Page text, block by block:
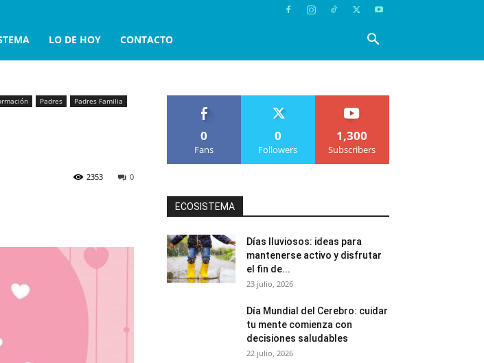
LO DE HOY CONTACTO
Padres
Padres Familia
0
2353
0
Fans
0
Followers
1,300
Subscribers
ECOSISTEMA
Días lluviosos: ideas para
mantenerse activo y disfrutar
el fin de...
23 julio, 2026
Día Mundial del Cerebro: cuidar
tu mente comienza con
decisiones saludables
22 julio, 2026